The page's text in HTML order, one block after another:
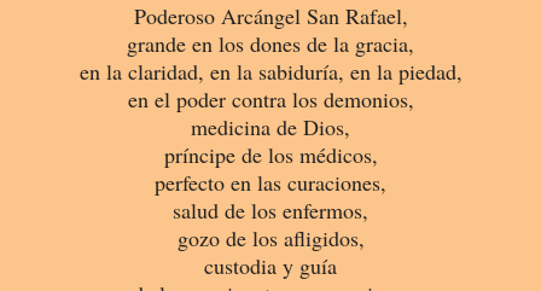
Poderoso Arcángel San Rafael,
grande en los dones de la gracia,
en la claridad, en la sabiduría, en la piedad,
en el poder contra los demonios,
medicina de Dios,
príncipe de los médicos,
perfecto en las curaciones,
salud de los enfermos,
gozo de los afligidos,
custodia y guía